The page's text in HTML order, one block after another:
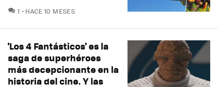
1 COMENTARIOS
HACE 10 MESES
'Los 4 Fantásticos' es la
saga de superhéroes
más decepcionante en la
historia del cine. Y las